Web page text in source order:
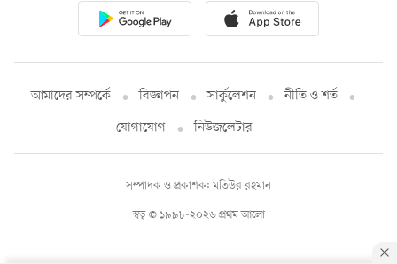
আমাদের সম্পর্কে বিজ্ঞাপন সার্কুলেশন
নীতি ও শর্ত
যোগাযোগ
নিউজলেটার
স্বত্ব © ১৯৯৮-২০২৬ প্রথম আলো
সম্পাদক ও প্রকাশক: মতিউর রহমান